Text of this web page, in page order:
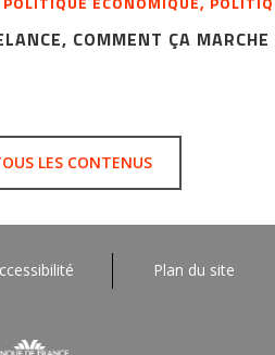
COMMENT ÇA MARCHE
LES CONTENUS
Plan du site